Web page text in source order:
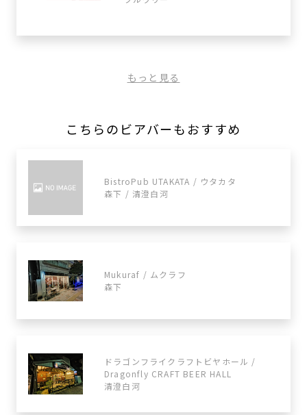
もっと見る
こちらのビアバーもおすすめ
BistroPub UTAKATA / ウタカタ
森下 / 清澄白河
Mukuraf / ムクラフ
森下
ドラゴンフライクラフトビヤホール /
Dragonfly CRAFT BEER HALL
清澄白河